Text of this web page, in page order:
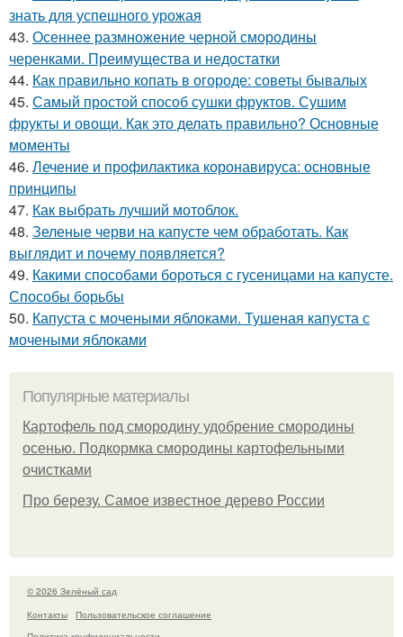
знать для успешного урожая
43. Осеннее размножение черной смородины
черенками. Преимущества и недостатки
44. Как правильно копать в огороде: советы бывалых
45. Самый простой способ сушки фруктов. Сушим
фрукты и овощи. Как это делать правильно? Основные
моменты
46. Лечение и профилактика коронавируса: основные
принципы
47. Как выбрать лучший мотоблок.
48. Зеленые черви на капусте чем обработать. Как
выглядит и почему появляется?
49. Какими способами бороться с гусеницами на капусте.
Способы борьбы
50. Капуста с мочеными яблоками. Тушеная капуста с
мочеными яблоками
Популярные материалы
Картофель под смородину удобрение смородины
осенью. Подкормка смородины картофельными
очистками
Про березу. Самое известное дерево России
© 2026 Зелёный сад
Контакты
Пользовательское соглашение